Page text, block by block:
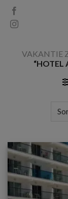
Skip
content
VAKANTIE
“HOTEL